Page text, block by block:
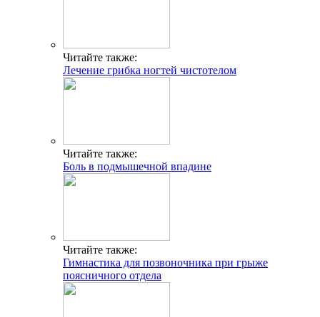
Читайте также:
Лечение грибка ногтей чистотелом
Читайте также:
Боль в подмышечной впадине
Читайте также:
Гимнастика для позвоночника при грыже
поясничного отдела